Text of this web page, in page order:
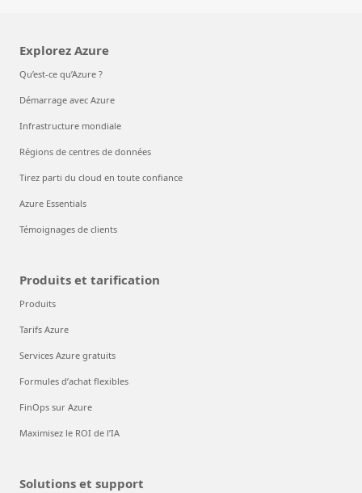
Explorez Azure
Qu’est-ce qu’Azure ?
Démarrage avec Azure
Infrastructure mondiale
Régions de centres de données
Tirez parti du cloud en toute confiance
Azure Essentials
Témoignages de clients
Produits et tarification
Produits
Tarifs Azure
Services Azure gratuits
Formules d’achat flexibles
FinOps sur Azure
Maximisez le ROI de l’IA
Solutions et support